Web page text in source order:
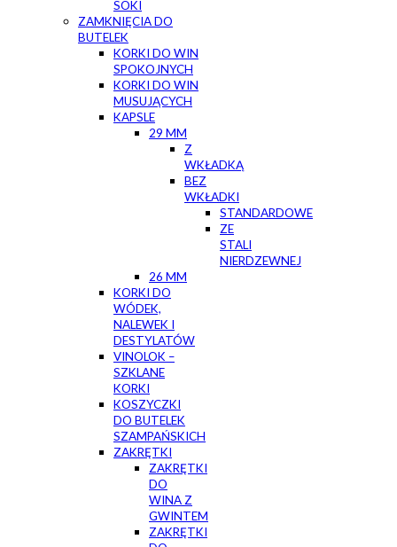
SOKI
ZAMKNIĘCIA DO
BUTELEK
KORKI DO WIN
SPOKOJNYCH
KORKI DO WIN
MUSUJĄCYCH
KAPSLE
29 MM
Z
WKŁADKĄ
BEZ
WKŁADKI
STANDARDOWE
ZE
STALI
NIERDZEWNEJ
26 MM
KORKI DO
WÓDEK,
NALEWEK I
DESTYLATÓW
VINOLOK –
SZKLANE
KORKI
KOSZYCZKI
DO BUTELEK
SZAMPAŃSKICH
ZAKRĘTKI
ZAKRĘTKI
DO
WINA Z
GWINTEM
ZAKRĘTKI